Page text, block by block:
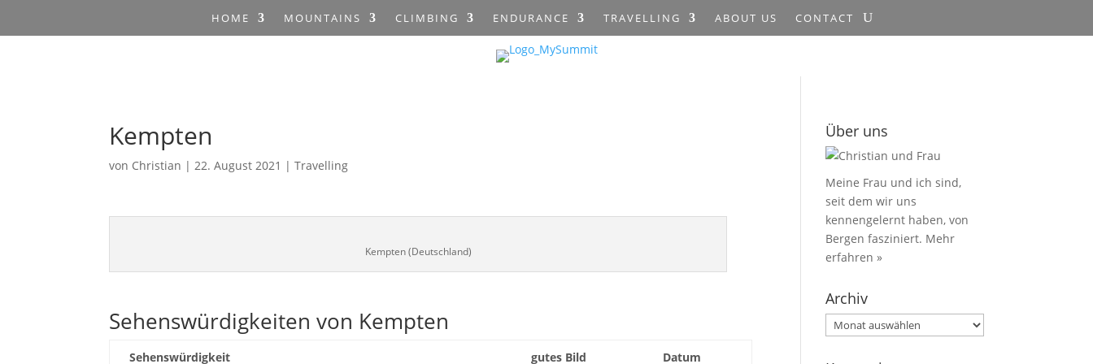
HOME MOUNTAINS CLIMBING ENDURANCE TRAVELLING ABOUT US CONTACT
Kempten
von Christian |22. August 2021 |Travelling
Kempten (Deutschland)
Sehenswürdigkeiten von Kempten
Sehenswürdigkeit gutes Bild Datum
Über uns
Meine Frau und ich sind,
seit dem wir uns
kennengelernt haben, von
Bergen fasziniert. Mehr
erfahren »
Archiv
Archiv